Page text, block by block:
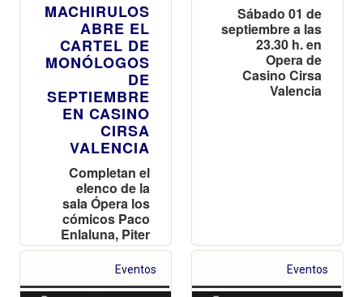
MACHIRULOS
ABRE EL
CARTEL DE
MONÓLOGOS
DE
SEPTIEMBRE
EN CASINO
CIRSA
VALENCIA
Completan el
elenco de la
sala Ópera los
cómicos Paco
Enlaluna, Piter
Pardo, Miki Dkai
y Juja
Sábado 01 de
septiembre a las
23.30 h. en
Opera de
Casino Cirsa
Valencia
Eventos Eventos